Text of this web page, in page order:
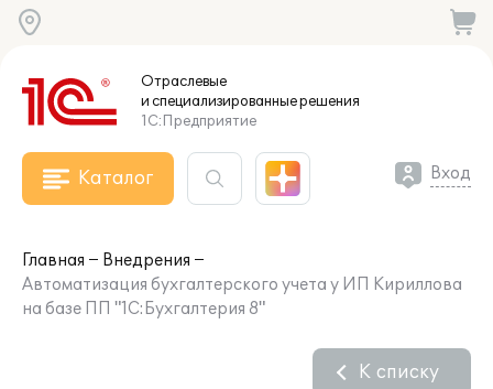
Отраслевые
и специализированныерешения
1С:Предприятие
Каталог Вход
Главная
Внедрения
Автоматизация бухгалтерского учета у ИП Кириллова
на базе ПП "1С:Бухгалтерия 8"
К списку